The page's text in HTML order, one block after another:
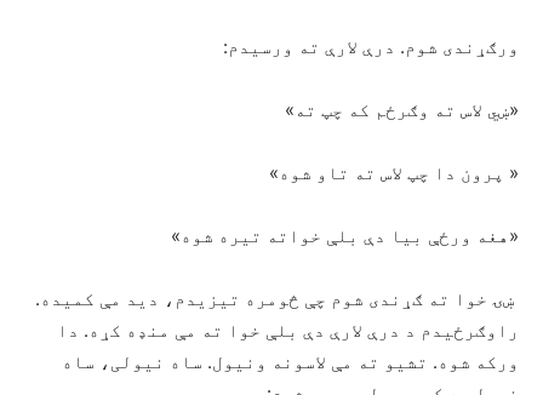
ورګړندی شوم. درې لارې ته ورسیدم:
«ښي لاس ته وګرځم که چپ ته»
« پرون دا چپ لاس ته تاو شوه»
«هغه ورځې بیا دې بلې خواته تیره شوه»
ښۍ خوا ته ګړندی شوم چې څومره تیزیدم، دید مې کمیده.
راوګرځیدم د درې لارې دې بلې خوا ته مې منډه کړه. دا
ورکه شوه. تشیو ته مې لاسونه ونیول. ساه نیولی، ساه